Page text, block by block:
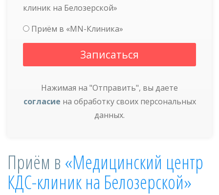
клиник на Белозерской»
Приём в «MN-Клиника»
Нажимая на "Отправить", вы даете
согласие на обработку своих персональных
данных.
Приём в «Медицинский центр
КДС-клиник на Белозерской»